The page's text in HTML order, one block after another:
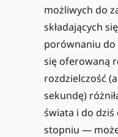
możliwych do
składających
porównaniu do
się oferowaną
rozdzielczość
sekundę)
świata i do
stopniu —